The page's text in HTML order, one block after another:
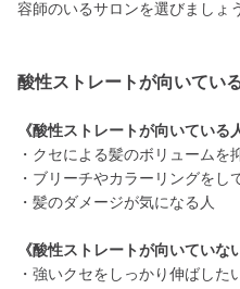
容師のいるサロンを選びましょ
酸性ストレートが向いてい
《酸性ストレートが向いている
・クセによる髪のボリュームを
・ブリーチやカラーリングをし
・髪のダメージが気になる人
《酸性ストレートが向いていな
・強いクセをしっかり伸ばした